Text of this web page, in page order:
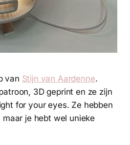
van Stijn van Aardenne.
3D geprint en ze zijn
for your eyes. Ze hebben
je hebt wel unieke